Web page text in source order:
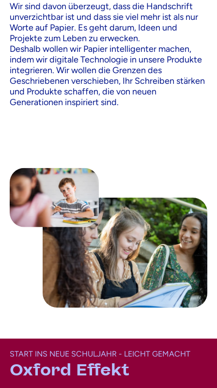
Wir sind davon überzeugt, dass die Handschrift
unverzichtbar ist und dass sie viel mehr ist als nur
Worte auf Papier. Es geht darum, Ideen und
Projekte zum Leben zu erwecken.
Deshalb wollen wir Papier intelligenter machen,
indem wir digitale Technologie in unsere Produkte
integrieren. Wir wollen die Grenzen des
Geschriebenen verschieben, Ihr Schreiben stärken
und Produkte schaffen, die von neuen
Generationen inspiriert sind.
START INS NEUE SCHULJAHR - LEICHT GEMACHT
Oxford Effekt